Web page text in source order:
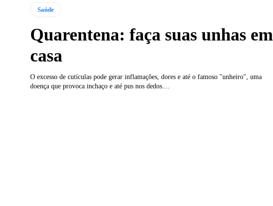
Saúde
Quarentena: faça suas unhas em
casa
O excesso de cutículas pode gerar inflamações, dores e até o famoso "unheiro", uma
doença que provoca inchaço e até pus nos dedos....